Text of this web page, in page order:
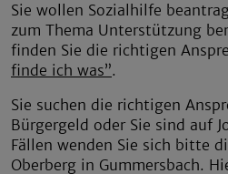
Sie wollen Sozialhilfe
zum Thema Unterstützung
finden Sie die richtigen
finde ich was”.
Sie suchen die richtigen
Bürgergeld oder Sie sind auf
Fällen wenden Sie sich bitte
Oberberg in Gummersbach.